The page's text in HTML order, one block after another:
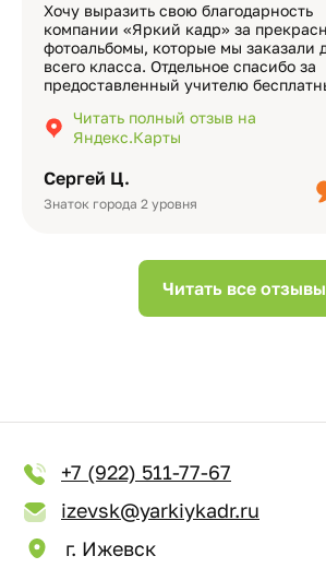
Сергей Ц.
Знаток города 2 уровня
Хочу выразить свою благодарность
компании «Яркий кадр» за
фотоальбомы, которые мы заказали
всего класса. Отдельное спасибо за
предоставленный учителю
подчёркивает значимость события.
Качество альбомов на высшем
Читать полный отзыв на
Яндекс.Карты
Читать все отзывы
+7 (922) 511-77-67
izevsk@yarkiykadr.ru
г. Ижевск